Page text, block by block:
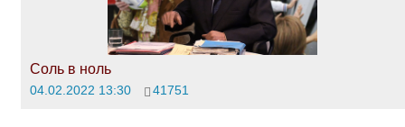
Соль в ноль
04.02.2022 13:30 41751